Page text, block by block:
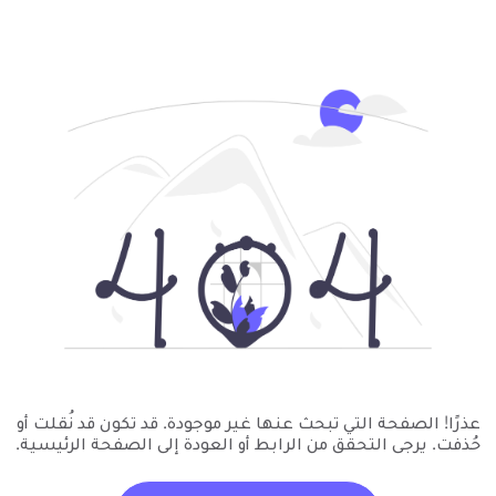
عذرًا! الصفحة التي تبحث عنها غير موجودة. قد تكون قد نُقلت أو
حُذفت. يرجى التحقق من الرابط أو العودة إلى الصفحة الرئيسية.